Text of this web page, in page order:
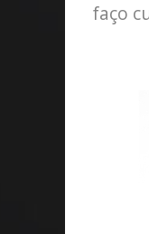
faço